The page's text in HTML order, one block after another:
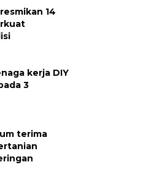
14
kerja DIY
3
terima